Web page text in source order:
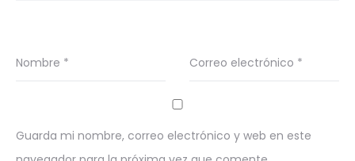
Nombre * Correo electrónico *
Guarda mi nombre, correo electrónico y web en este